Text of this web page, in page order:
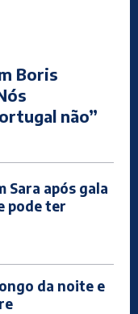
Boris
não”
Sara após gala
pode ter
da noite e